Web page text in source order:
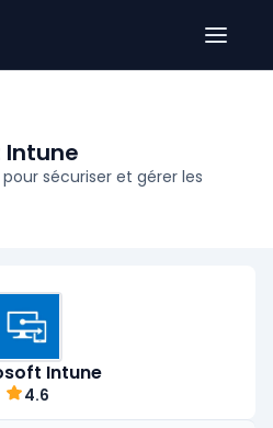
Intune
pour sécuriser et gérer les
Intune
4.6